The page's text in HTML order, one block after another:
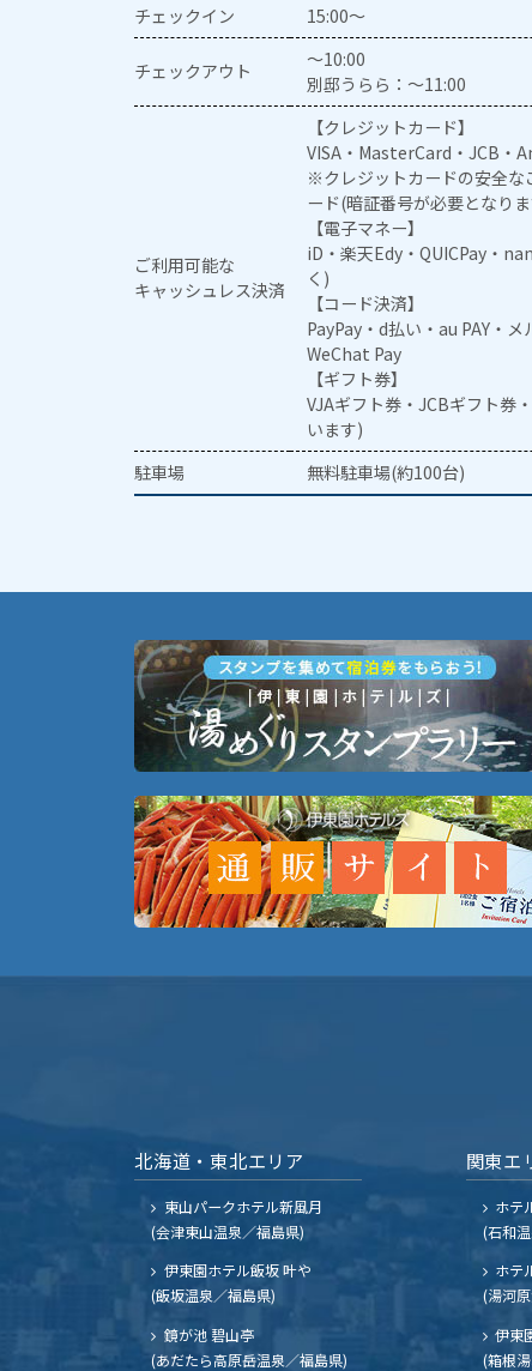
チェックイン 15:00～
チェックアウト
～10:00
別邸うらら：～11:00
ご利用可能な
キャッシュレス決済
【クレジットカード】
VISA・MasterCard・JCB・
※クレジットカードの安全な
ード(暗証番号が必要となり
【電子マネー】
iD・楽天Edy・QUICPay・
く)
【コード決済】
PayPay・d払い・au PAY・
WeChat Pay
【ギフト券】
VJAギフト券・JCBギフト券
います)
駐車場
無料駐車場(約100台)
北海道・東北エリア
東山パークホテル新風月
(会津東山温泉／福島県)
伊東園ホテル飯坂 叶や
(飯坂温泉／福島県)
鏡が池 碧山亭
(あだたら高原岳温泉／福島県)
関東エ
ホテ
(石和
ホテ
(湯河
伊東
(箱根